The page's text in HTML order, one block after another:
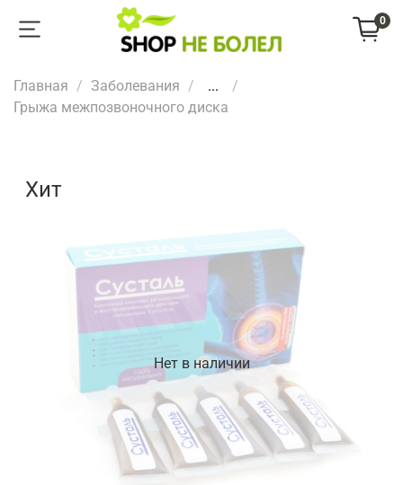
0
Главная Заболевания
...
Грыжа межпозвоночного диска
Нет в наличии
Хит